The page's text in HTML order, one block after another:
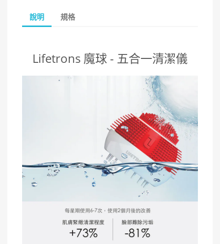
說明 規格
Lifetrons 魔球 - 五合一清潔儀